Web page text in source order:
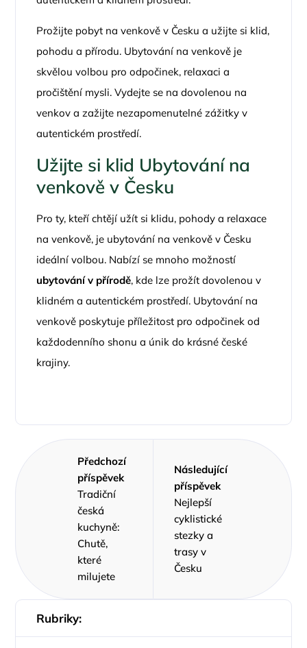
Rubriky:
Prožijte pobyt na venkově v Česku a užijte si klid,
pohodu a přírodu. Ubytování na venkově je
skvělou volbou pro odpočinek, relaxaci a
pročištění mysli. Vydejte se na dovolenou na
venkov a zažijte nezapomenutelné zážitky v
autentickém prostředí.
Užijte si klid Ubytování na
venkově v Česku
Pro ty, kteří chtějí užít si klidu, pohody a relaxace
na venkově, je ubytování na venkově v Česku
ideální volbou. Nabízí se mnoho možností
ubytování v přírodě, kde lze prožít dovolenou v
klidném a autentickém prostředí. Ubytování na
venkově poskytuje příležitost pro odpočinek od
každodenního shonu a únik do krásné české
krajiny.
Předchozí
příspěvek
Tradiční
česká
kuchyně:
Chutě,
které
milujete
Následující
příspěvek
Nejlepší
cyklistické
stezky a
trasy v
Česku